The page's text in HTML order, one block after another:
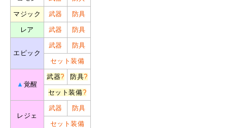
マジック 武器 防具
レア 武器 防具
エピック
武器 防具
セット装備
▲ 覚醒
武器? 防具?
セット装備?
レジェ
武器 防具
セット装備